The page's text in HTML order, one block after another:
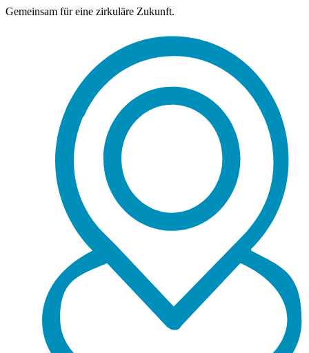
Gemeinsam für eine zirkuläre Zukunft.